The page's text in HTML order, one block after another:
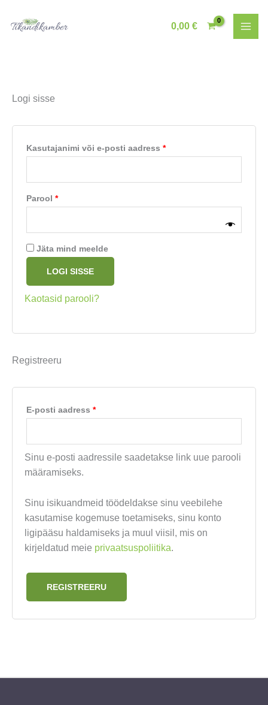
0,00€
Logi sisse
Kasutajanimi või e-posti aadress *Nõutud
Parool *Nõutud
Jäta mind meelde
LOGI SISSE
Kaotasid parooli?
Registreeru
E-posti aadress *Nõutud
Sinu e-posti aadressile saadetakse link uue parooli
määramiseks.
Sinu isikuandmeid töödeldakse sinu veebilehe
kasutamise kogemuse toetamiseks, sinu konto
ligipääsu haldamiseks ja muul viisil, mis on
kirjeldatud meie privaatsuspoliitika.
REGISTREERU